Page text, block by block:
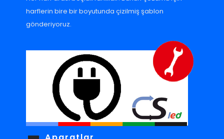
harflerin bire bir boyutunda çizilmiş şablon
gönderiyoruz.